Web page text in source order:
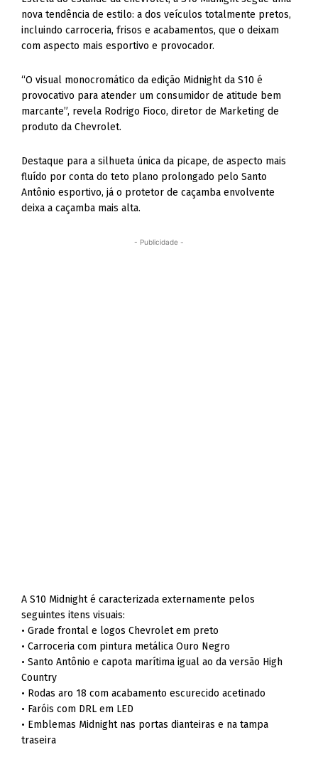
nova tendência de estilo: a dos veículos totalmente pretos,
incluindo carroceria, frisos e acabamentos, que o deixam
com aspecto mais esportivo e provocador.
“O visual monocromático da edição Midnight da S10 é
provocativo para atender um consumidor de atitude bem
marcante”, revela Rodrigo Fioco, diretor de Marketing de
produto da Chevrolet.
Destaque para a silhueta única da picape, de aspecto mais
fluído por conta do teto plano prolongado pelo Santo
Antônio esportivo, já o protetor de caçamba envolvente
deixa a caçamba mais alta.
- Publicidade -
A S10 Midnight é caracterizada externamente pelos
seguintes itens visuais:
• Grade frontal e logos Chevrolet em preto
• Carroceria com pintura metálica Ouro Negro
• Santo Antônio e capota marítima igual ao da versão High
Country
• Rodas aro 18 com acabamento escurecido acetinado
• Faróis com DRL em LED
• Emblemas Midnight nas portas dianteiras e na tampa
traseira